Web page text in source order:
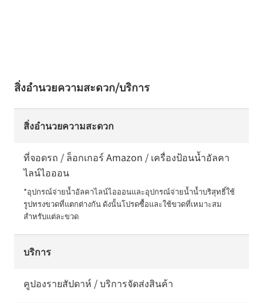
สิ่งอำนวยความสะดวก/บริการ
สิ่งอำนวยความสะดวก
ที่จอดรถ / ล็อกเกอร์ Amazon / เครื่องป้อนน้ำอัลคา
ไลน์ไอออน
*อุปกรณ์จ่ายน้ำอัลคาไลน์ไอออนและอุปกรณ์จ่ายน้ำน้ำบริสุทธิ์ใช้
รูปทรงขวดที่แตกต่างกัน ดังนั้นโปรดซื้อและใช้ขวดที่เหมาะสม
สำหรับแต่ละขวด
บริการ
คูปองรายสัปดาห์ / บริการจัดส่งสินค้า